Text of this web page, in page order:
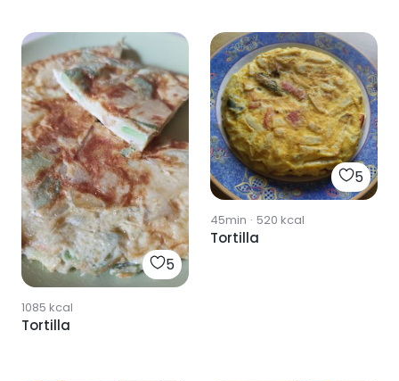
5
1085 kcal
Tortilla
5
45min · 520 kcal
Tortilla